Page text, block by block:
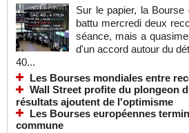
Sur le papier, la
battu mercredi deux
séance, mais a
d'un accord autour du
40...
Les Bourses mondiales entre
Wall Street profite du plongeon
résultats ajoutent de l'optimisme
Les Bourses européennes
commune